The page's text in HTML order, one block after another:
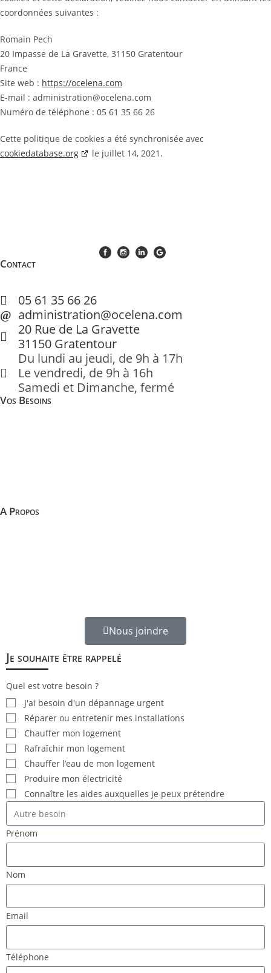
coordonnées suivantes :
Romain Pech
20 Impasse de La Gravette, 31150 Gratentour
France
Site web : https://ocelena.com
E-mail : administration@ocelena.com
Numéro de téléphone : 05 61 35 66 26
Cette politique de cookies a été synchronisée avec
cookiedatabase.org
le juillet 14, 2021.
Contact
05 61 35 66 26
administration@ocelena.com
20 Rue de La Gravette
31150 Gratentour
Du lundi au jeudi, de 9h à 17h
Le vendredi, de 9h à 16h
Samedi et Dimanche, fermé
Vos Besoins
A Propos
Nous joindre
Je souhaite être rappelé
Quel est votre besoin ?
J'ai besoin d'un dépannage urgent
Réparer ou entretenir mes installations
Chauffer mon logement
Rafraîchir mon logement
Chauffer l’eau de mon logement
Produire mon électricité
Connaître les aides auxquelles je peux prétendre
Prénom
Nom
Email
Téléphone